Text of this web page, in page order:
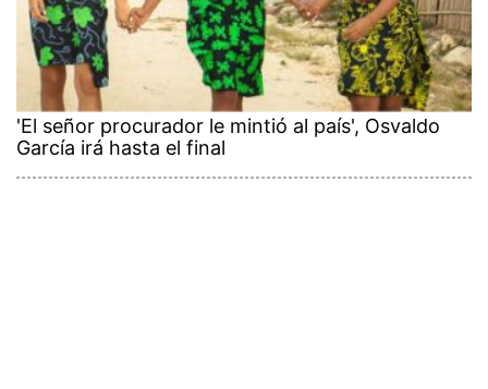
'El señor procurador le mintió al país', Osvaldo
García irá hasta el final